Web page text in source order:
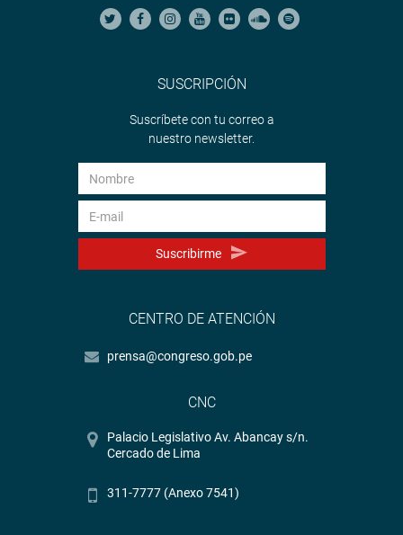
SUSCRIPCIÓN
Suscríbete con tu correo a
nuestro newsletter.
Suscribirme
CENTRO DE ATENCIÓN
prensa@congreso.gob.pe
CNC
Palacio Legislativo Av. Abancay s/n.
Cercado de Lima
311-7777 (Anexo 7541)